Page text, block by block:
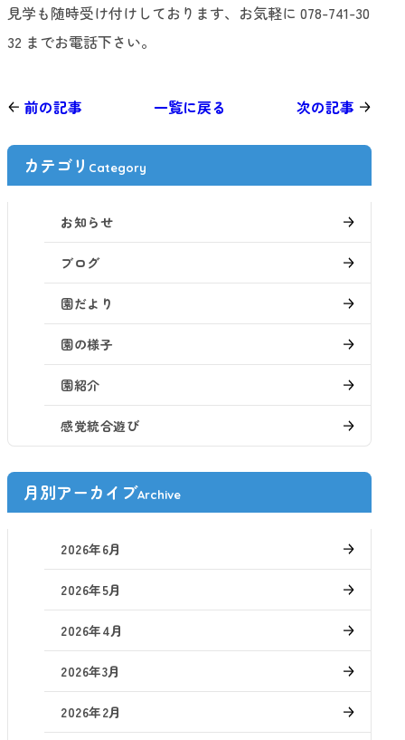
見学も随時受け付けしております、お気軽に 078-741-30
32 までお電話下さい。
前の記事 一覧に戻る 次の記事
カテゴリ Category
お知らせ
ブログ
園だより
園の様子
園紹介
感覚統合遊び
月別アーカイブArchive
2026年6月
2026年5月
2026年4月
2026年3月
2026年2月